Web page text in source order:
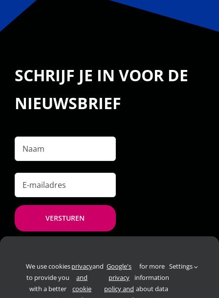
SCHRIJF JE IN VOOR DE
NIEUWSBRIEF
mailadres
*
We use cookies
to provide you
with a better
privacy
and
cookie
and Google's
privacy
policy and
for more
information
about data
Settings